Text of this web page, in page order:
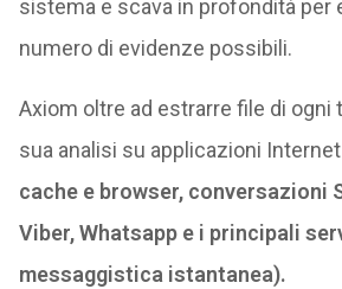
sistema e scava in profondità per
numero di evidenze possibili.
Axiom oltre ad estrarre file di ogni
sua analisi su applicazioni
cache e browser, conversazioni
Viber, Whatsapp e i principali
messaggistica istantanea).